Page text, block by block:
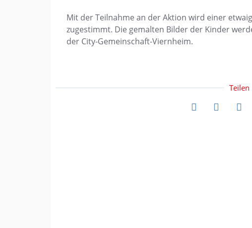
Mit der Teilnahme an der Aktion wird einer
zugestimmt. Die gemalten Bilder der Kinder
der City-Gemeinschaft-Viernheim.
Teilen